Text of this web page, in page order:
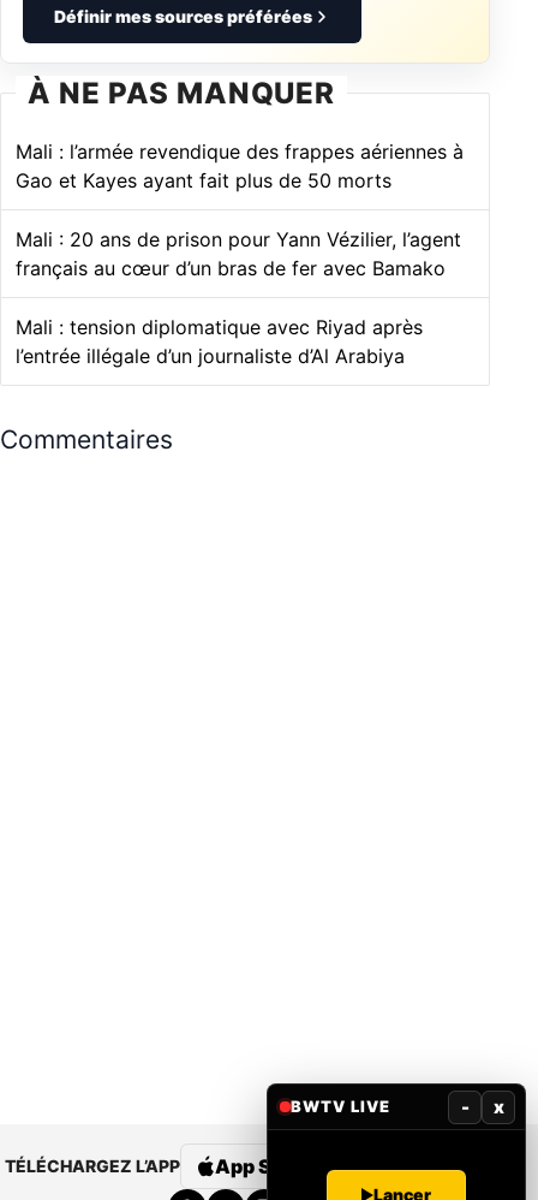
Définir mes sources préférées
À NE PAS MANQUER
Mali : l’armée revendique des frappes aériennes à
Gao et Kayes ayant fait plus de 50 morts
Mali : 20 ans de prison pour Yann Vézilier, l’agent
français au cœur d’un bras de fer avec Bamako
Mali : tension diplomatique avec Riyad après
l’entrée illégale d’un journaliste d’Al Arabiya
Commentaires
TÉLÉCHARGEZ L’APP App Store Google Play
BWTV LIVE - x
Lancer